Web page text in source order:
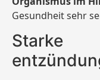
Gesundheit sehr
Starke